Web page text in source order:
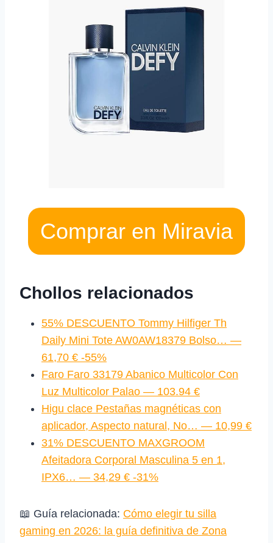
Comprar en Miravia
Chollos relacionados
55% DESCUENTO Tommy Hilfiger Th
Daily Mini Tote AW0AW18379 Bolso… —
61,70 € -55%
Faro Faro 33179 Abanico Multicolor Con
Luz Multicolor Palao — 103.94 €
Higu clace Pestañas magnéticas con
aplicador, Aspecto natural, No… — 10,99 €
31% DESCUENTO MAXGROOM
Afeitadora Corporal Masculina 5 en 1,
IPX6… — 34,29 € -31%
📖 Guía relacionada: Cómo elegir tu silla
gaming en 2026: la guía definitiva de Zona